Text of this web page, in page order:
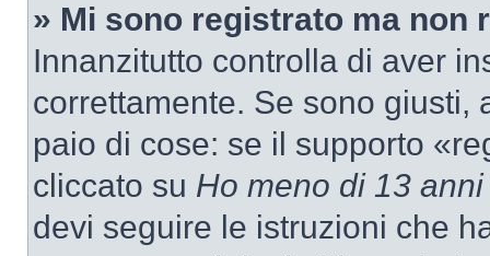
» Mi sono registrato ma non
Innanzitutto controlla di aver
correttamente. Se sono giusti,
paio di cose: se il supporto
cliccato su Ho meno di 13 anni
devi seguire le istruzioni che